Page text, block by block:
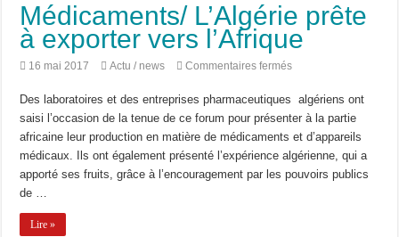
Médicaments/ L’Algérie prête
à exporter vers l’Afrique
16 mai 2017 Actu / news Commentaires ferméssur
prête
à
exporter
vers
l’Afrique
Des laboratoires et des entreprises pharmaceutiques algériens ont
saisi l’occasion de la tenue de ce forum pour présenter à la partie
africaine leur production en matière de médicaments et d’appareils
médicaux. Ils ont également présenté l’expérience algérienne, qui a
apporté ses fruits, grâce à l’encouragement par les pouvoirs publics
de …
Lire »